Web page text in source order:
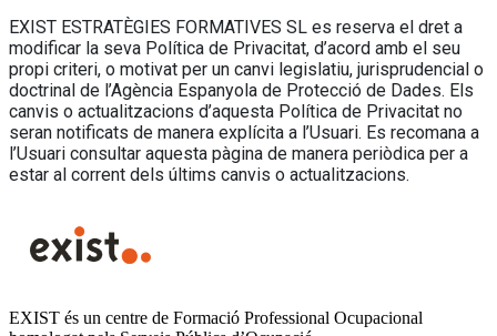
EXIST ESTRATÈGIES FORMATIVES SL es reserva el dret a
modificar la seva Política de Privacitat, d’acord amb el seu
propi criteri, o motivat per un canvi legislatiu, jurisprudencial o
doctrinal de l’Agència Espanyola de Protecció de Dades. Els
canvis o actualitzacions d’aquesta Política de Privacitat no
seran notificats de manera explícita a l’Usuari. Es recomana a
l’Usuari consultar aquesta pàgina de manera periòdica per a
estar al corrent dels últims canvis o actualitzacions.
EXIST és un centre de Formació Professional Ocupacional